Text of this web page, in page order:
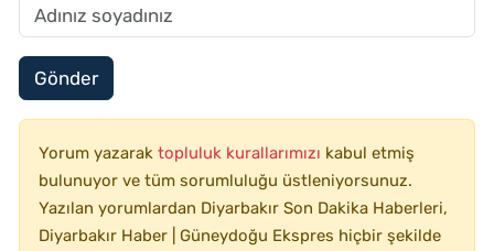
Gönder
Yorum yazarak topluluk kurallarımızı kabul etmiş
bulunuyor ve tüm sorumluluğu üstleniyorsunuz.
Yazılan yorumlardan Diyarbakır Son Dakika Haberleri,
Diyarbakır Haber | Güneydoğu Ekspres hiçbir şekilde